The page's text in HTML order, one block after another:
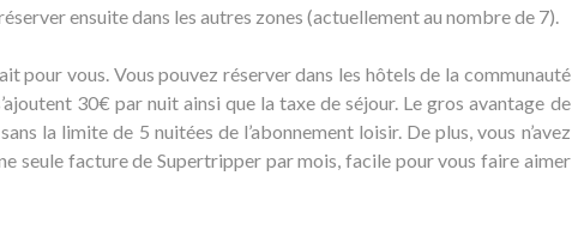
ensuite dans les autres zones (actuellement au nombre de 7).
pour vous. Vous pouvez réserver dans les hôtels de la communauté
30€ par nuit ainsi que la taxe de séjour. Le gros avantage de
la limite de 5 nuitées de l’abonnement loisir. De plus, vous n’avez
seule facture de Supertripper par mois, facile pour vous faire aimer